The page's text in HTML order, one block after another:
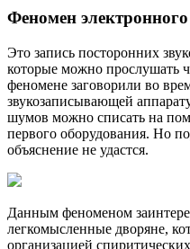
Феномен электронного
Это запись посторонних
которые можно прослушать
феномене заговорили во
звукозаписывающей
шумов можно списать на
первого оборудования. Но
объяснение не удастся.
Данным феноменом
легкомысленные дворяне,
организацией